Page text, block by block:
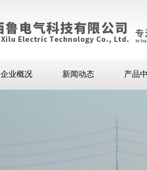
企业概况 新闻动态 产品